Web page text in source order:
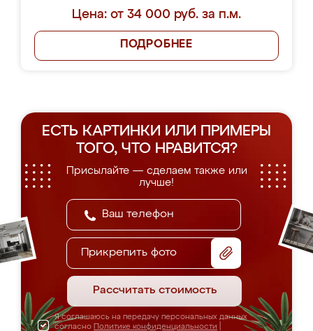
Цена: от 34 000 руб. за п.м.
ПОДРОБНЕЕ
ЕСТЬ КАРТИНКИ ИЛИ ПРИМЕРЫ
ТОГО, ЧТО НРАВИТСЯ?
Присылайте — сделаем также или
лучше!
Прикрепить фото
Рассчитать стоимость
Я соглашаюсь на передачу персональных данных
согласно Политике конфиденциальности